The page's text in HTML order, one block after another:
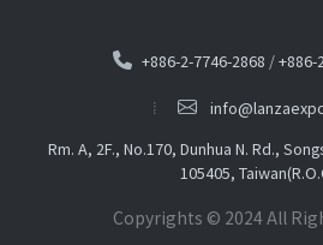
+886-2-7746-2868 /+886-
Rm. A, 2F., No.170, Dunhua N. Rd.,
105405,
Copyrights © 2024 All